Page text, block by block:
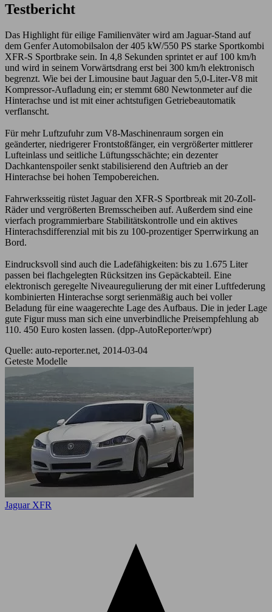
Testbericht
Das Highlight für eilige Familienväter wird am Jaguar-Stand auf
dem Genfer Automobilsalon der 405 kW/550 PS starke Sportkombi
XFR-S Sportbrake sein. In 4,8 Sekunden sprintet er auf 100 km/h
und wird in seinem Vorwärtsdrang erst bei 300 km/h elektronisch
begrenzt. Wie bei der Limousine baut Jaguar den 5,0-Liter-V8 mit
Kompressor-Aufladung ein; er stemmt 680 Newtonmeter auf die
Hinterachse und ist mit einer achtstufigen Getriebeautomatik
verflanscht.
Für mehr Luftzufuhr zum V8-Maschinenraum sorgen ein
geänderter, niedrigerer Frontstoßfänger, ein vergrößerter mittlerer
Lufteinlass und seitliche Lüftungsschächte; ein dezenter
Dachkantenspoiler senkt stabilisierend den Auftrieb an der
Hinterachse bei hohen Tempobereichen.
Fahrwerksseitig rüstet Jaguar den XFR-S Sportbreak mit 20-Zoll-
Räder und vergrößerten Bremsscheiben auf. Außerdem sind eine
vierfach programmierbare Stabilitätskontrolle und ein aktives
Hinterachsdifferenzial mit bis zu 100-prozentiger Sperrwirkung an
Bord.
Eindrucksvoll sind auch die Ladefähigkeiten: bis zu 1.675 Liter
passen bei flachgelegten Rücksitzen ins Gepäckabteil. Eine
elektronisch geregelte Niveauregulierung der mit einer Luftfederung
kombinierten Hinterachse sorgt serienmäßig auch bei voller
Beladung für eine waagerechte Lage des Aufbaus. Die in jeder Lage
gute Figur muss man sich eine unverbindliche Preisempfehlung ab
110. 450 Euro kosten lassen. (dpp-AutoReporter/wpr)
Quelle: auto-reporter.net, 2014-03-04
Geteste Modelle
Jaguar XFR